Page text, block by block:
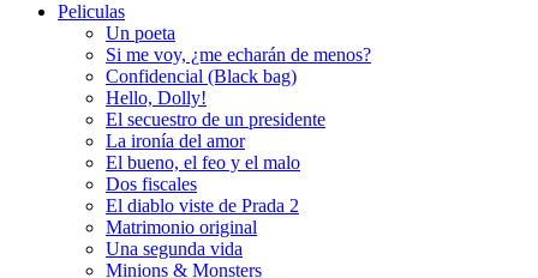
Peliculas
Un poeta
Si me voy, ¿me echarán de menos?
Confidencial (Black bag)
Hello, Dolly!
El secuestro de un presidente
La ironía del amor
El bueno, el feo y el malo
Dos fiscales
El diablo viste de Prada 2
Matrimonio original
Una segunda vida
Minions & Monsters